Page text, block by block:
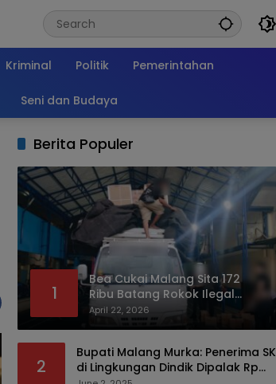
Kriminal Politik Pemerintahan
Seni dan Budaya
Berita Populer
1
Bea Cukai Malang Sita 172
Ribu Batang Rokok Ilegal
Bermodus Kemasan Sabun
April 22, 2026
2
Bupati Malang Murka: Penerima SK
di Lingkungan Dindik Dipalak Rp